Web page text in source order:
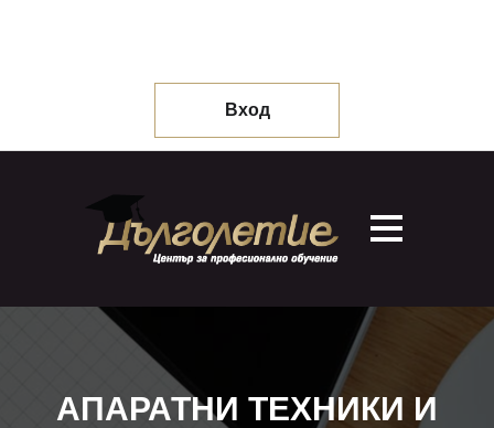
Вход
АПАРАТНИ ТЕХНИКИ И